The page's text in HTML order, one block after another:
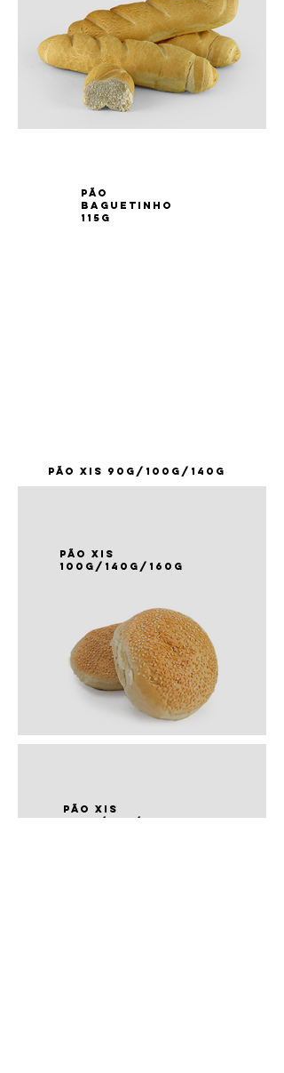
PÃO
baguetinho
115g
PÃO xis 90g/100g/140g
PÃO xis
100g/140g/160g
PÃO xis
100g/140/160g